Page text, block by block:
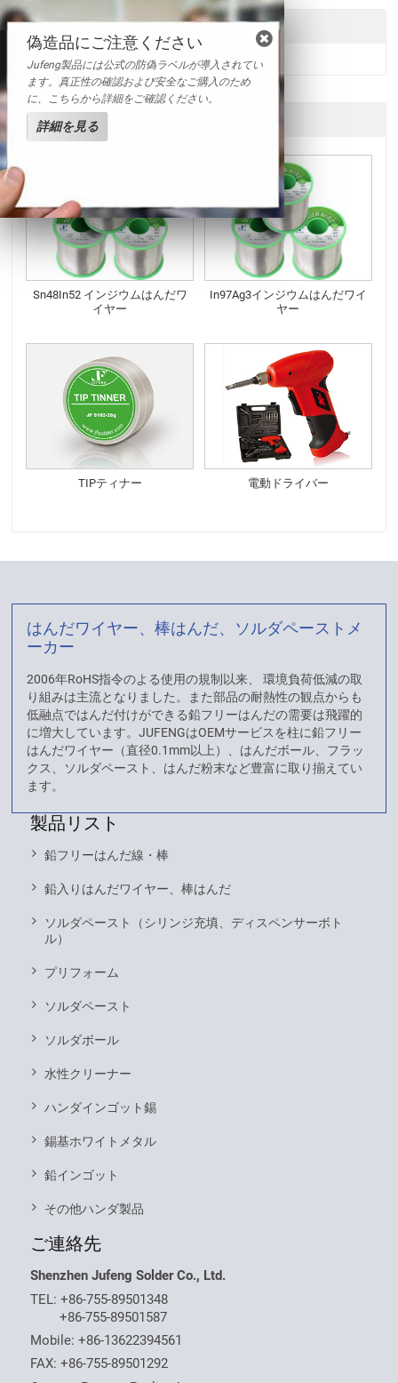
送信
他の製品
Sn48In52 インジウムはんだワ
イヤー
In97Ag3インジウムはんだワイ
ヤー
TIPティナー 電動ドライバー
はんだワイヤー、棒はんだ、ソルダペーストメ
ーカー
2006年RoHS指令のよる使用の規制以来、 環境負荷低減の取
り組みは主流となりました。また部品の耐熱性の観点からも
低融点ではんだ付けができる鉛フリーはんだの需要は飛躍的
に増大しています。JUFENGはOEMサービスを柱に鉛フリー
はんだワイヤー（直径0.1mm以上）、はんだボール、フラッ
クス、ソルダペースト、はんだ粉末など豊富に取り揃えてい
ます。
製品リスト
鉛フリーはんだ線・棒
鉛入りはんだワイヤー、棒はんだ
ソルダペースト（シリンジ充填、ディスペンサーボト
ル）
プリフォーム
ソルダペースト
ソルダボール
水性クリーナー
ハンダインゴット錫
錫基ホワイトメタル
鉛インゴット
その他ハンダ製品
ご連絡先
Shenzhen Jufeng Solder Co., Ltd.
TEL:+86-755-89501348
+86-755-89501587
Mobile:+86-13622394561
FAX: +86-755-89501292
偽造品にご注意ください
Jufeng製品には公式の防偽ラベルが導入されてい
ます。真正性の確認および安全なご購入のため
に、こちらから詳細をご確認ください。
詳細を見る